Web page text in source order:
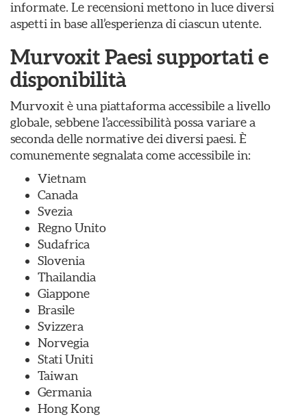
informate. Le recensioni mettono in luce diversi
aspetti in base all’esperienza di ciascun utente.
Murvoxit Paesi supportati e
disponibilità
Murvoxit è una piattaforma accessibile a livello
globale, sebbene l’accessibilità possa variare a
seconda delle normative dei diversi paesi. È
comunemente segnalata come accessibile in:
Vietnam
Canada
Svezia
Regno Unito
Sudafrica
Slovenia
Thailandia
Giappone
Brasile
Svizzera
Norvegia
Stati Uniti
Taiwan
Germania
Hong Kong